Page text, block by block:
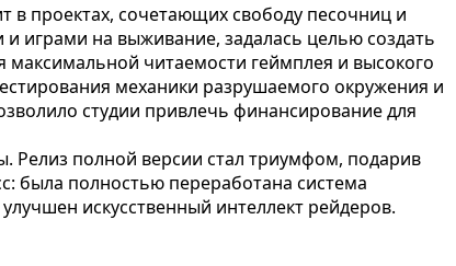
в проектах, сочетающих свободу песочниц и
играми на выживание, задалась целью создать
читаемости геймплея и высокого
механики разрушаемого окружения и
студии привлечь финансирование для
Релиз полной версии стал триумфом, подарив
была полностью переработана система
искусственный интеллект рейдеров.